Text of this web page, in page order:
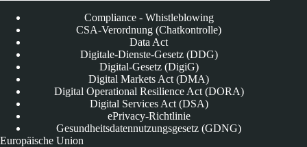
Compliance - Whistleblowing
CSA-Verordnung (Chatkontrolle)
Data Act
Digitale-Dienste-Gesetz (DDG)
Digital-Gesetz (DigiG)
Digital Markets Act (DMA)
Digital Operational Resilience Act (DORA)
Digital Services Act (DSA)
ePrivacy-Richtlinie
Gesundheitsdatennutzungsgesetz (GDNG)
Europäische Union